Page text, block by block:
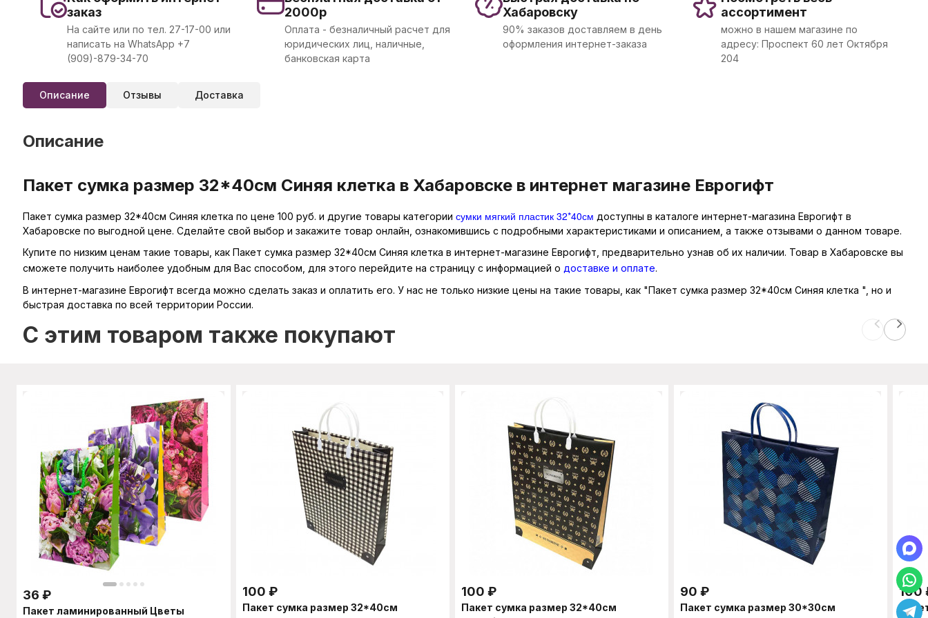
заказ
На сайте или по тел. 27-17-00 или
написать на WhatsApp +7
(909)-879-34-70
2000р
Оплата - безналичный расчет для
юридических лиц, наличные,
банковская карта
Хабаровску
90% заказов доставляем в день
оформления интернет-заказа
ассортимент
можно в нашем магазине по
адресу: Проспект 60 лет Октября
204
Описание Отзывы Доставка
Описание
Пакет сумка размер 32*40см Синяя клетка в Хабаровске в интернет магазине Еврогифт
Пакет сумка размер 32*40см Синяя клетка по цене 100 руб. и другие товары категории сумки мягкий пластик 32*40см доступны в каталоге интернет-магазина Еврогифт в
Хабаровске по выгодной цене. Сделайте свой выбор и закажите товар онлайн, ознакомившись с подробными характеристиками и описанием, а также отзывами о данном товаре.
Купите по низким ценам такие товары, как Пакет сумка размер 32*40см Синяя клетка в интернет-магазине Еврогифт, предварительно узнав об их наличии. Товар в Хабаровске вы
сможете получить наиболее удобным для Вас способом, для этого перейдите на страницу с информацией о доставке и оплате.
В интернет-магазине Еврогифт всегда можно сделать заказ и оплатить его. У нас не только низкие цены на такие товары, как "Пакет сумка размер 32*40см Синяя клетка ", но и
быстрая доставка по всей территории России.
C этим товаром также покупают
36 ₽
Пакет ламинированный Цветы
100 ₽
Пакет сумка размер 32*40см
100 ₽
Пакет сумка размер 32*40см
90 ₽
Пакет сумка размер 30*30см
100